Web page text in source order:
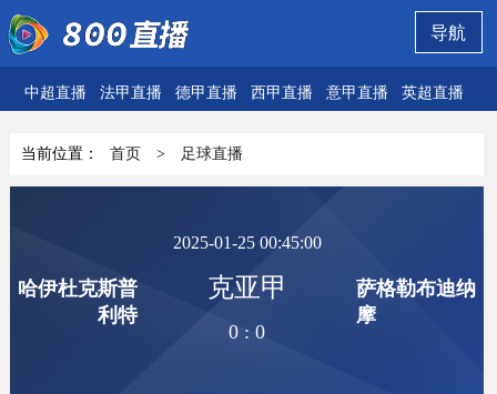
导航
中超直播 法甲直播 德甲直播 西甲直播 意甲直播 英超直播
当前位置： 首页 > 足球直播
哈伊杜克斯普
利特
2025-01-25 00:45:00
克亚甲
0 :0
萨格勒布迪纳
摩